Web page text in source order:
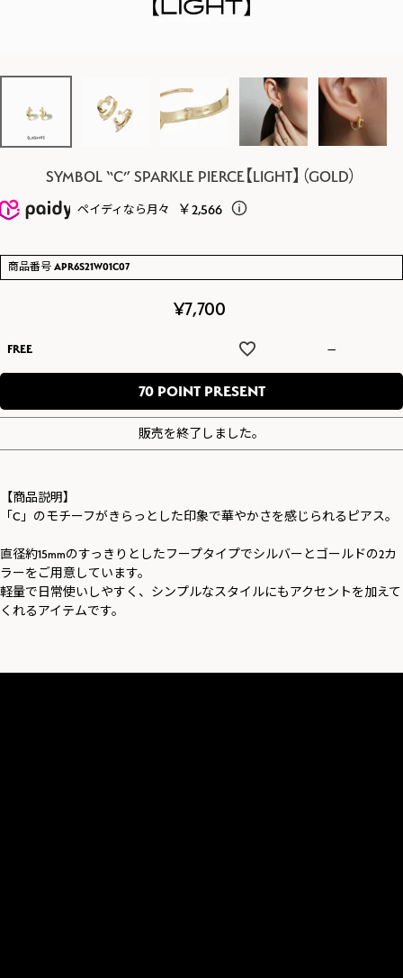
SYMBOL “C” SPARKLE PIERCE【LIGHT】（GOLD）
ペイディなら月々 ￥2,566
商品番号 APR6S21W01C07
¥7,700
FREE —
70
販売を終了しました。
【商品説明】
「C」のモチーフがきらっとした印象で華やかさを感じられるピアス。
直径約15mmのすっきりとしたフープタイプでシルバーとゴールドの2カ
ラーをご用意しています。
軽量で日常使いしやすく、シンプルなスタイルにもアクセントを加えて
くれるアイテムです。